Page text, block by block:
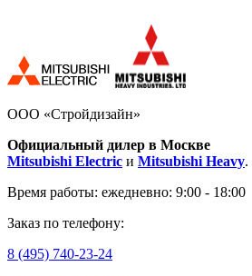
ООО «Стройдизайн»
Официальный дилер в Москве
Mitsubishi Electric и Mitsubishi Heavy.
Время работы: ежедневно: 9:00 - 18:00
Заказ по телефону:
8 (495) 740-23-24